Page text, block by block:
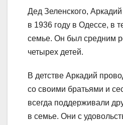
Дед Зеленского,
в 1936 году в Одессе, в
семье. Он был средним
четырех детей.
В детстве Аркадий
со своими братьями и
всегда поддерживали
в семье. Они с